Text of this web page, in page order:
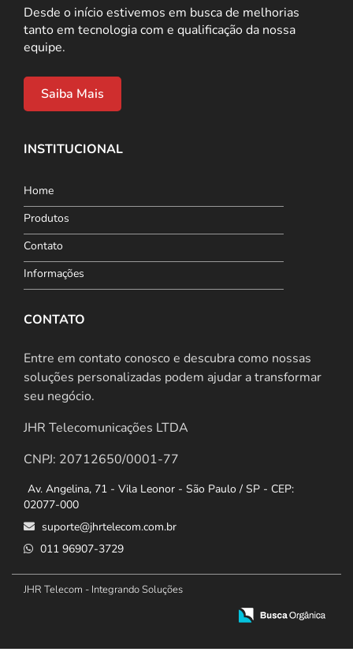
Desde o início estivemos em busca de melhorias
tanto em tecnologia com e qualificação da nossa
equipe.
Saiba Mais
INSTITUCIONAL
Home
Produtos
Contato
Informações
CONTATO
Entre em contato conosco e descubra como nossas
soluções personalizadas podem ajudar a transformar
seu negócio.
JHR Telecomunicações LTDA
CNPJ: 20712650/0001-77
Av. Angelina, 71 - Vila Leonor - São Paulo / SP - CEP:
02077-000
suporte@jhrtelecom.com.br
011 96907-3729
JHR Telecom - Integrando Soluções